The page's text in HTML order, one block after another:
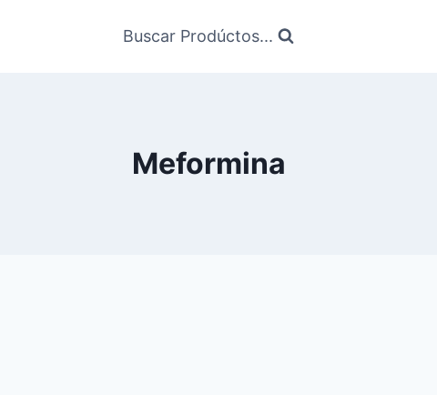
Buscar Prodúctos...
Meformina